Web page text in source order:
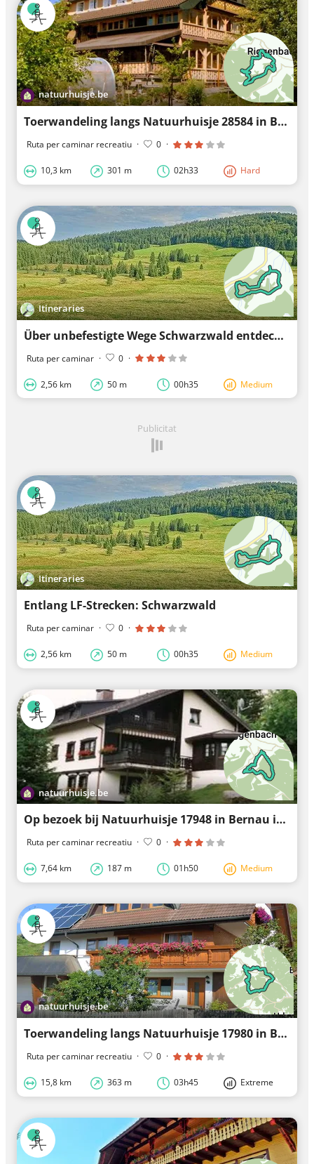
natuurhuisje.be
Toerwandeling langs Natuurhuisje 28584 in Bernau im Schwarzwald
Ruta per caminar recreatiu · 0 ·
10,3 km 301 m 02h33 Hard
Itineraries
Über unbefestigte Wege Schwarzwald entdecken
Ruta per caminar · 0 ·
2,56 km 50 m 00h35 Medium
Publicitat
Itineraries
Entlang LF-Strecken: Schwarzwald
Ruta per caminar · 0 ·
2,56 km 50 m 00h35 Medium
natuurhuisje.be
Op bezoek bij Natuurhuisje 17948 in Bernau im Schwarzwald
Ruta per caminar recreatiu · 0 ·
7,64 km 187 m 01h50 Medium
natuurhuisje.be
Toerwandeling langs Natuurhuisje 17980 in Bernau im Schwarzwald
Ruta per caminar recreatiu · 0 ·
15,8 km 363 m 03h45 Extreme